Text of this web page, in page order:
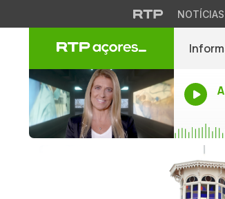
NOTÍCIAS